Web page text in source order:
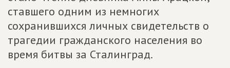
ставшего одним из немногих
сохранившихся личных свидетельств о
трагедии гражданского населения во
время битвы за Сталинград.